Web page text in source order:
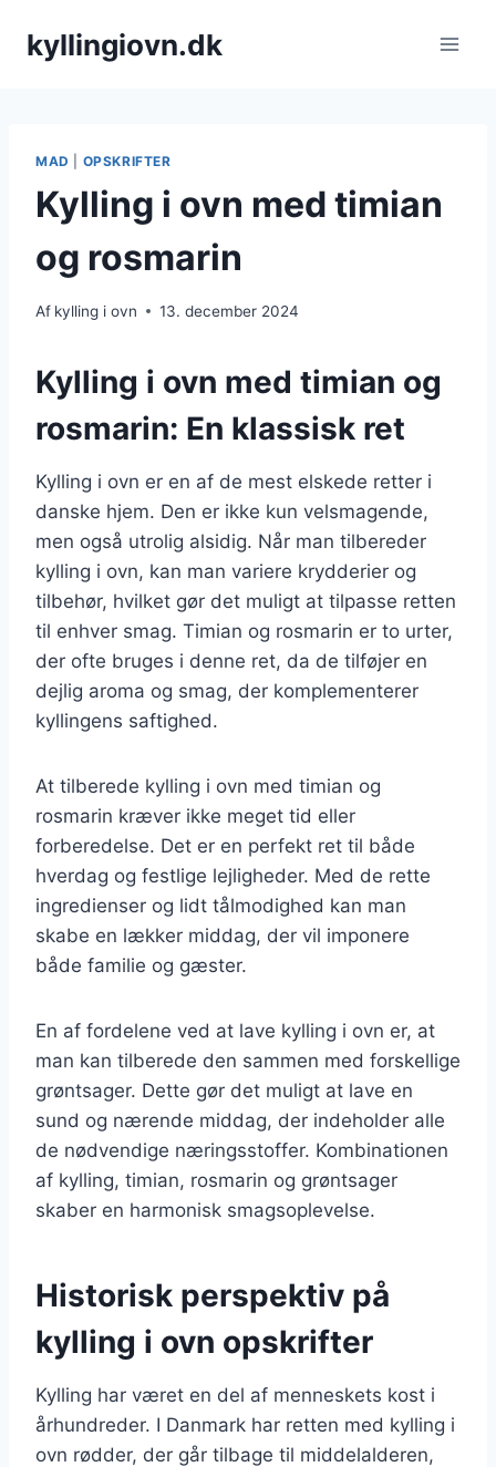
kyllingiovn.dk
MAD OPSKRIFTER
Kylling i ovn med timian
og rosmarin
Af kylling i ovn 13. december 2024
Kylling i ovn med timian og
rosmarin: En klassisk ret
Kylling i ovn er en af de mest elskede retter i
danske hjem. Den er ikke kun velsmagende,
men også utrolig alsidig. Når man tilbereder
kylling i ovn, kan man variere krydderier og
tilbehør, hvilket gør det muligt at tilpasse retten
til enhver smag. Timian og rosmarin er to urter,
der ofte bruges i denne ret, da de tilføjer en
dejlig aroma og smag, der komplementerer
kyllingens saftighed.
At tilberede kylling i ovn med timian og
rosmarin kræver ikke meget tid eller
forberedelse. Det er en perfekt ret til både
hverdag og festlige lejligheder. Med de rette
ingredienser og lidt tålmodighed kan man
skabe en lækker middag, der vil imponere
både familie og gæster.
En af fordelene ved at lave kylling i ovn er, at
man kan tilberede den sammen med forskellige
grøntsager. Dette gør det muligt at lave en
sund og nærende middag, der indeholder alle
de nødvendige næringsstoffer. Kombinationen
af kylling, timian, rosmarin og grøntsager
skaber en harmonisk smagsoplevelse.
Historisk perspektiv på
kylling i ovn opskrifter
Kylling har været en del af menneskets kost i
århundreder. I Danmark har retten med kylling i
ovn rødder, der går tilbage til middelalderen,